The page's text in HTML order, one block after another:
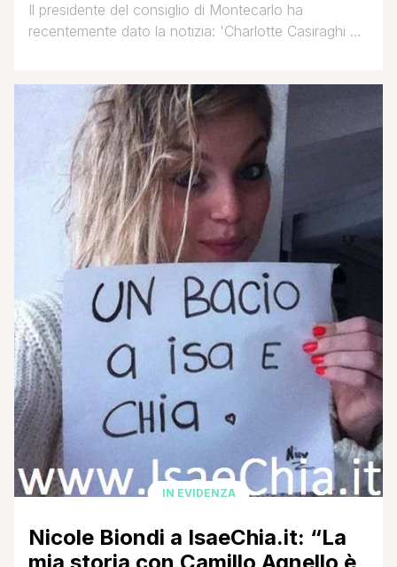
Il presidente del consiglio di Montecarlo ha
recentemente dato la notizia: 'Charlotte Casiraghi e
2013'. L'attore e compagno di Charlotte ha
recentemente dichiarato al settimanale People
(facendo arricciare il nasino a Carolina): 'C'è tanta
gioia, tanto entusiasmo. [']
IN EVIDENZA
Nicole Biondi a IsaeChia.it: “La